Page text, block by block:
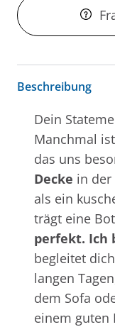
Beschreibung
Dein
Manchmal
das uns
Decke in der
als ein
trägt eine
perfekt. Ich
begleitet
langen
dem Sofa
einem guten